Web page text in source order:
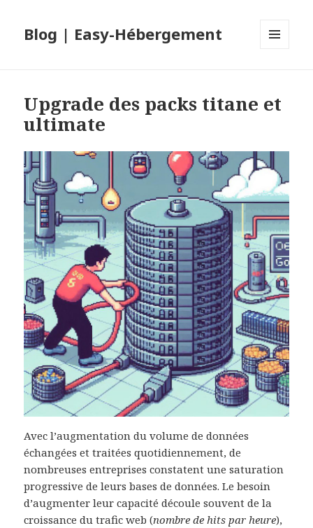
Blog | Easy-Hébergement
Upgrade des packs titane et
ultimate
Avec l’augmentation du volume de données
échangées et traitées quotidiennement, de
nombreuses entreprises constatent une saturation
progressive de leurs bases de données. Le besoin
d’augmenter leur capacité découle souvent de la
croissance du trafic web (nombre de hits par heure),